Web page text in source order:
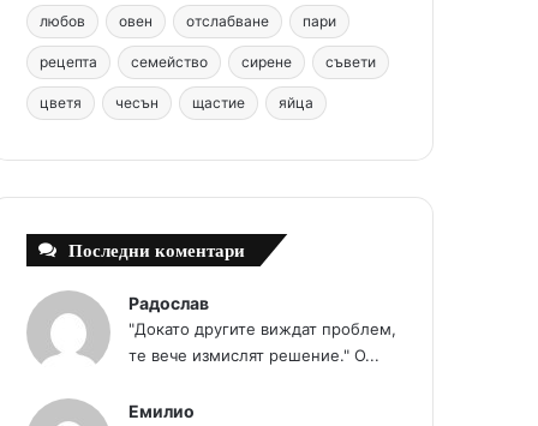
t
m
любов овен отслабване пари
рецепта семейство сирене съвети
цветя чесън щастие яйца
Последни коментари
Радослав
"Докато другите виждат проблем,
те вече измислят решение." О...
Емилио